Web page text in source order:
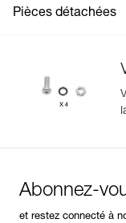
Pièces détachées
Abonnez-
et restez connecté à